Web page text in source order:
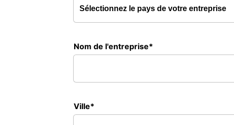
Nom de l'entreprise*
Ville*